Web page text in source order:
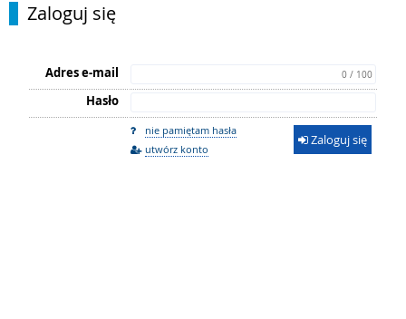
Zaloguj się
Adres e-mail 0 / 100
Hasło
nie pamiętam hasła
utwórz konto
Zaloguj się